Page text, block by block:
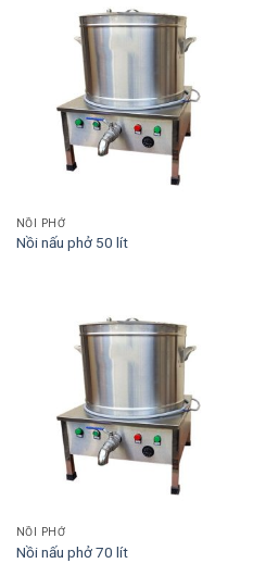
NỒI PHỞ
Nồi nấu phở 50 lít
NỒI PHỞ
Nồi nấu phở 70 lít